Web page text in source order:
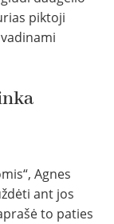
piktoji
Agnes
ant jos
to paties